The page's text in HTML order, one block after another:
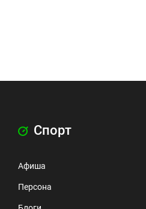
Спорт
Афиша
Персона